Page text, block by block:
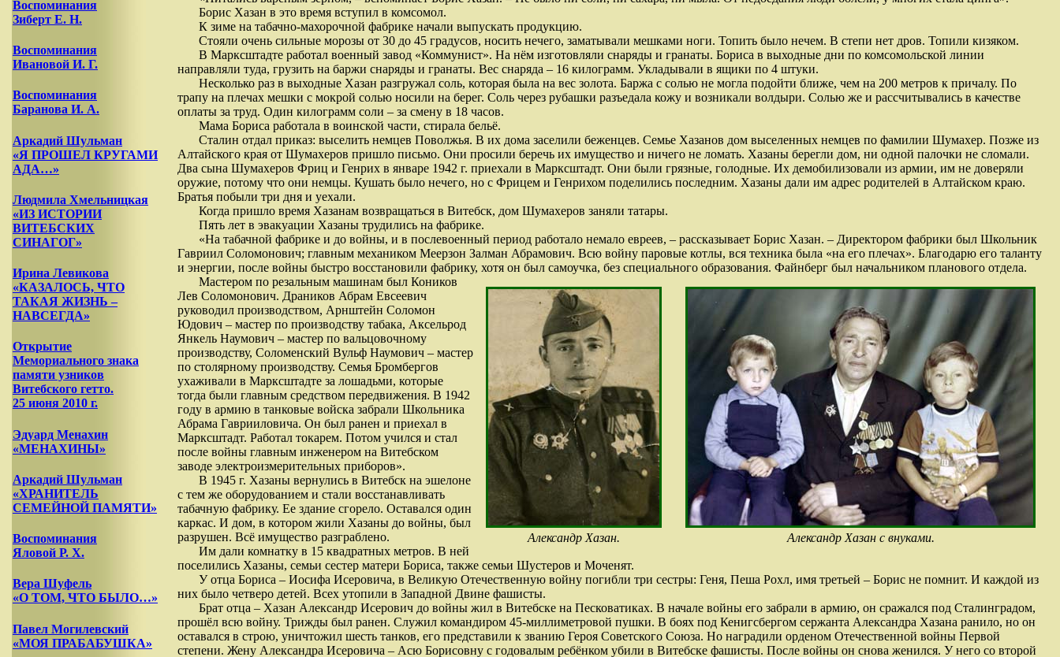
Воспоминания
Зиберт Е. Н.
Воспоминания
Ивановой И. Г.
Воспоминания
Баранова И. А.
Аркадий Шульман
«Я ПРОШЕЛ КРУГАМИ
АДА…»
Людмила Хмельницкая
«ИЗ ИСТОРИИ
ВИТЕБСКИХ
СИНАГОГ»
Ирина Левикова
«КАЗАЛОСЬ, ЧТО
ТАКАЯ ЖИЗНЬ –
НАВСЕГДА»
Открытие
Мемориального знака
памяти узников
Витебского гетто.
25 июня 2010 г.
Эдуард Менахин
«МЕНАХИНЫ»
Аркадий Шульман
«ХРАНИТЕЛЬ
СЕМЕЙНОЙ ПАМЯТИ»
Воспоминания
Яловой Р. Х.
Вера Шуфель
«О ТОМ, ЧТО БЫЛО…»
Павел Могилевский
«МОЯ ПРАБАБУШКА»
Борис Хазан в это время вступил в комсомол.
К зиме на табачно-махорочной фабрике начали выпускать продукцию.
Стояли очень сильные морозы от 30 до 45 градусов, носить нечего, заматывали мешками ноги. Топить было нечем. В степи нет дров. Топили кизяком.
В Марксштадте работал военный завод «Коммунист». На нём изготовляли снаряды и гранаты. Бориса в выходные дни по комсомольской линии
направляли туда, грузить на баржи снаряды и гранаты. Вес снаряда – 16 килограмм. Укладывали в ящики по 4 штуки.
Несколько раз в выходные Хазан разгружал соль, которая была на вес золота. Баржа с солью не могла подойти ближе, чем на 200 метров к причалу. По
трапу на плечах мешки с мокрой солью носили на берег. Соль через рубашки разъедала кожу и возникали волдыри. Солью же и рассчитывались в качестве
оплаты за труд. Один килограмм соли – за смену в 18 часов.
Мама Бориса работала в воинской части, стирала бельё.
Сталин отдал приказ: выселить немцев Поволжья. В их дома заселили беженцев. Семье Хазанов дом выселенных немцев по фамилии Шумахер. Позже из
Алтайского края от Шумахеров пришло письмо. Они просили беречь их имущество и ничего не ломать. Хазаны берегли дом, ни одной палочки не сломали.
Два сына Шумахеров Фриц и Генрих в январе 1942 г. приехали в Марксштадт. Они были грязные, голодные. Их демобилизовали из армии, им не доверяли
оружие, потому что они немцы. Кушать было нечего, но с Фрицем и Генрихом поделились последним. Хазаны дали им адрес родителей в Алтайском краю.
Братья побыли три дня и уехали.
Когда пришло время Хазанам возвращаться в Витебск, дом Шумахеров заняли татары.
Пять лет в эвакуации Хазаны трудились на фабрике.
«На табачной фабрике и до войны, и в послевоенный период работало немало евреев, – рассказывает Борис Хазан. – Директором фабрики был Школьник
Гавриил Соломонович; главным механиком Меерзон Залман Абрамович. Всю войну паровые котлы, вся техника была «на его плечах». Благодарю его таланту
и энергии, после войны быстро восстановили фабрику, хотя он был самоучка, без специального образования. Файнберг был начальником планового отдела.
Александр Хазан с внуками.
Александр Хазан.
Мастером по резальным машинам был Коников
Лев Соломонович. Драников Абрам Евсеевич
руководил производством, Арнштейн Соломон
Юдович – мастер по производству табака, Аксельрод
Янкель Наумович – мастер по вальцовочному
производству, Соломенский Вульф Наумович – мастер
по столярному производству. Семья Бромбергов
ухаживали в Марксштадте за лошадьми, которые
тогда были главным средством передвижения. В 1942
году в армию в танковые войска забрали Школьника
Абрама Гаврииловича. Он был ранен и приехал в
Марксштадт. Работал токарем. Потом учился и стал
после войны главным инженером на Витебском
заводе электроизмерительных приборов».
В 1945 г. Хазаны вернулись в Витебск на эшелоне
с тем же оборудованием и стали восстанавливать
табачную фабрику. Ее здание сгорело. Оставался один
каркас. И дом, в котором жили Хазаны до войны, был
разрушен. Всё имущество разграблено.
Им дали комнатку в 15 квадратных метров. В ней
поселились Хазаны, семьи сестер матери Бориса, также семьи Шустеров и Моченят.
У отца Бориса – Иосифа Исеровича, в Великую Отечественную войну погибли три сестры: Геня, Пеша Рохл, имя третьей – Борис не помнит. И каждой из
них было четверо детей. Всех утопили в Западной Двине фашисты.
Брат отца – Хазан Александр Исерович до войны жил в Витебске на Песковатиках. В начале войны его забрали в армию, он сражался под Сталинградом,
прошёл всю войну. Трижды был ранен. Служил командиром 45-миллиметровой пушки. В боях под Кенигсбергом сержанта Александра Хазана ранило, но он
оставался в строю, уничтожил шесть танков, его представили к званию Героя Советского Союза. Но наградили орденом Отечественной войны Первой
степени. Жену Александра Исеровича – Асю Борисовну с годовалым ребёнком убили в Витебске фашисты. После войны он снова женился. У него со второй